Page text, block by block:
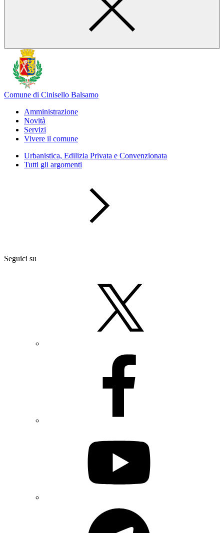
Comune di Cinisello Balsamo
Amministrazione
Novità
Servizi
Vivere il comune
Urbanistica, Edilizia Privata e Convenzionata
Tutti gli argomenti
Seguici su